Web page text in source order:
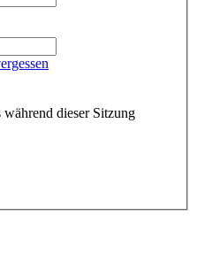
dieser Sitzung